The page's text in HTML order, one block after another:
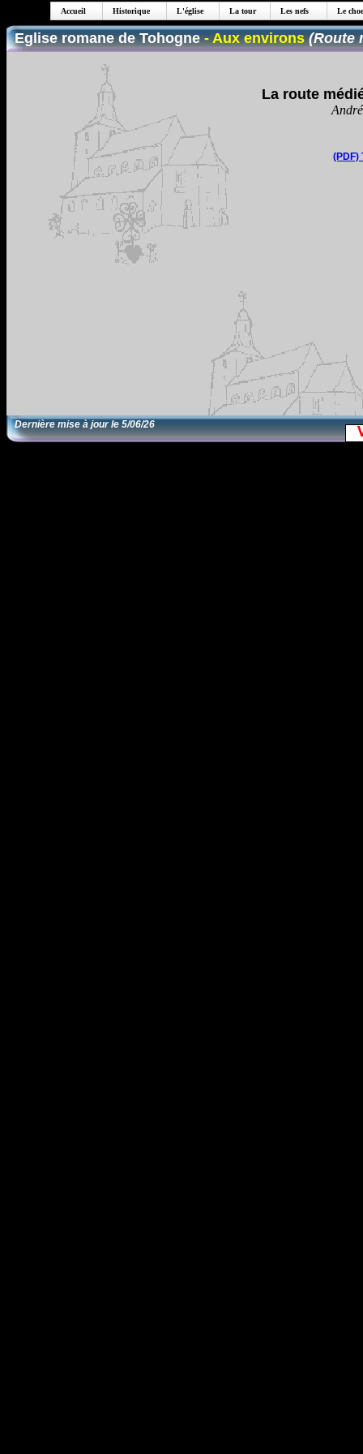
Accueil Historique L'église La tour Les nefs Le
Eglise romane de Tohogne- Aux environs(Route
La route
(PDF)
Dernière mise à jour le5/06/26